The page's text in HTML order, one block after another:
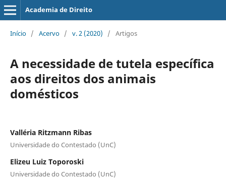
Academia de Direito
Início / Acervo / v. 2 (2020) / Artigos
A necessidade de tutela específica
aos direitos dos animais
domésticos
Valléria Ritzmann Ribas
Universidade do Contestado (UnC)
Elizeu Luiz Toporoski
Universidade do Contestado (UnC)